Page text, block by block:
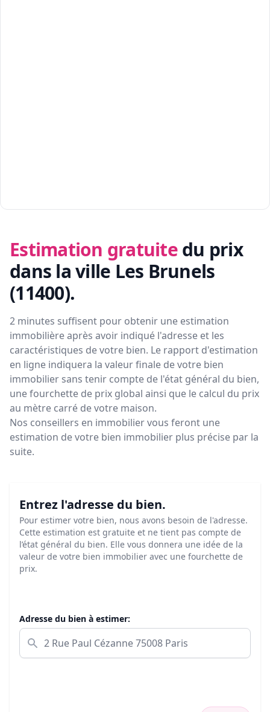
Estimation gratuite du prix
dans la ville Les Brunels
(11400).
2 minutes suffisent pour obtenir une estimation
immobilière après avoir indiqué l'adresse et les
caractéristiques de votre bien. Le rapport d'estimation
en ligne indiquera la valeur finale de votre bien
immobilier sans tenir compte de l'état général du bien,
une fourchette de prix global ainsi que le calcul du prix
au mètre carré de votre maison.
Nos conseillers en immobilier vous feront une
estimation de votre bien immobilier plus précise par la
suite.
Entrez l'adresse du bien.
Pour estimer votre bien, nous avons besoin de l'adresse.
Cette estimation est gratuite et ne tient pas compte de
l’état général du bien. Elle vous donnera une idée de la
valeur de votre bien immobilier avec une fourchette de
prix.
Adresse du bien à estimer: